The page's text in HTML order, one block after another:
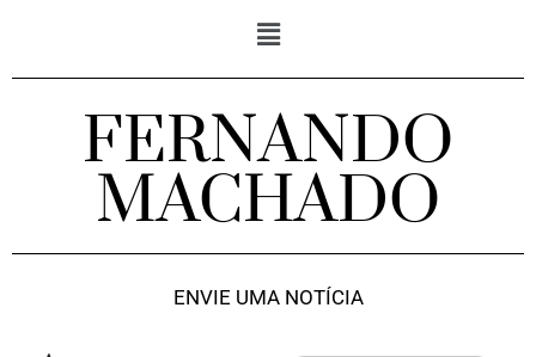
FERNANDO
MACHADO
ENVIE UMA NOTÍCIA